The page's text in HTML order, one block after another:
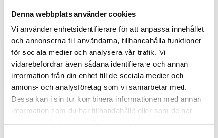
Denna webbplats använder cookies
Vi använder enhetsidentifierare för att anpassa innehållet
och annonserna till användarna, tillhandahålla funktioner
för sociala medier och analysera vår trafik. Vi
vidarebefordrar även sådana identifierare och annan
information från din enhet till de sociala medier och
annons- och analysföretag som vi samarbetar med.
Dessa kan i sin tur kombinera informationen med annan
information som du har tillhandahållit eller som de har
Hyttbord till traktorn, den lilla detaljen som
gör stor skillnad i vardagen
Traktorhytten är för många mer än bara en plats där
arbetet utförs. Det är kontoret, fikarummet och ibland
även lunchplatsen under långa arbetsdagar....